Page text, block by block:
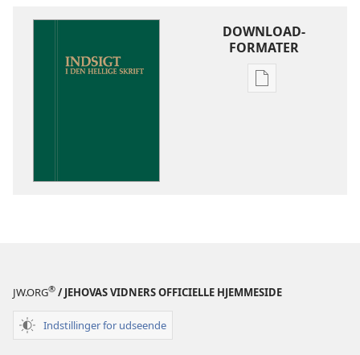
DOWNLOAD-
FORMATER
Indstillinger
JW.ORG® / JEHOVAS VIDNERS OFFICIELLE HJEMMESIDE
Indstillinger for udseende